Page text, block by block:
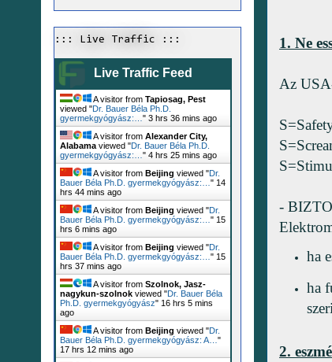
1. Ne
Az
-
ha
ha
2.
::: Live Traffic :::
Live Traffic Feed
A visitor from Tapiosag, Pest
viewed "Dr. Bauer Béla Ph.D.
gyermekgyógyász:… " 3 hrs 36 mins ago
A visitor from Alexander City,
Alabama viewed "Dr. Bauer Béla Ph.D.
gyermekgyógyász:… " 4 hrs 25 mins ago
A visitor from Beijing viewed "Dr.
Bauer Béla Ph.D. gyermekgyógyász:… " 14
hrs 44 mins ago
A visitor from Beijing viewed "Dr.
Bauer Béla Ph.D. gyermekgyógyász:… " 15
hrs 6 mins ago
A visitor from Beijing viewed "Dr.
Bauer Béla Ph.D. gyermekgyógyász:… " 15
hrs 37 mins ago
A visitor from Szolnok, Jasz-
nagykun-szolnok viewed "Dr. Bauer Béla
Ph.D. gyermekgyógyász" 16 hrs 5 mins
ago
A visitor from Beijing viewed "Dr.
Bauer Béla Ph.D. gyermekgyógyász: A… "
17 hrs 12 mins ago